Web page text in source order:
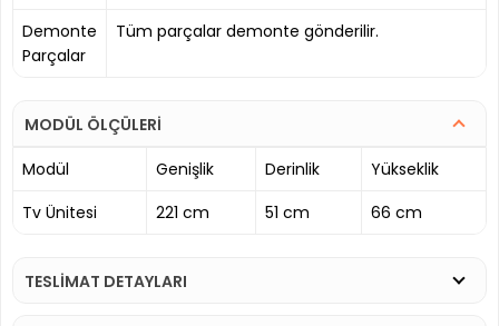
Demonte
Parçalar
Tüm parçalar demonte gönderilir.
MODÜL ÖLÇÜLERİ
Modül
Genişlik Derinlik
Yükseklik
Tv Ünitesi
221 cm 51 cm 66 cm
TESLİMAT DETAYLARI